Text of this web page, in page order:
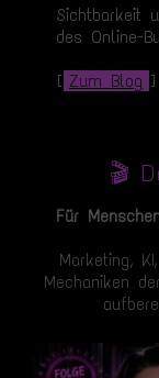
Sichtbarkeit
des Online-
[ Zum Blog ]
🎬
Für
Marketing,
Mechaniken